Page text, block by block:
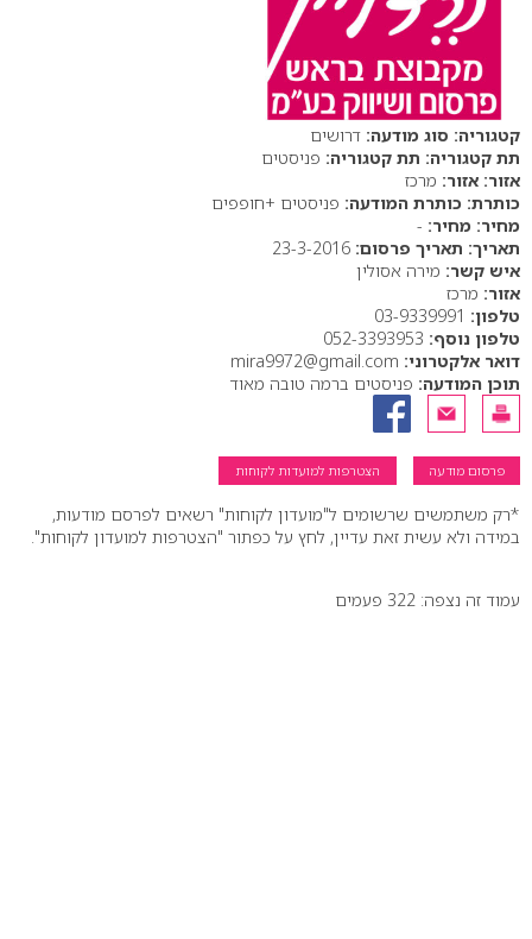
סוג מודעה: דרושים
תת קטגוריה: פניסטים
אזור: מרכז
כותרת המודעה: פניסטים +חופפים
מחיר: -
תאריך פרסום:
איש קשר: מירה אסולין
אזור: מרכז
טלפון:
טלפון נוסף:
דואר אלקטרוני:
תוכן המודעה: פניסטים ברמה טובה מאוד
פרסום מודעה הצטרפות למועדות לקוחות
*רק משתמשים שרשומים ל"מועדון לקוחות" רשאים לפרסם מודעות,
במידה ולא עשית זאת עדיין, לחץ על כפתור "הצטרפות למועדון לקוחות".
עמוד זה נצפה: 322 פעמים